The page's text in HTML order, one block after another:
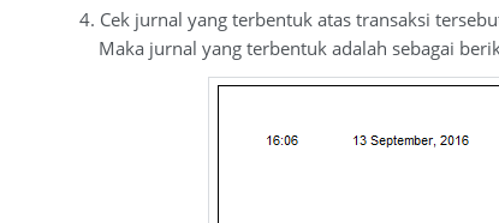
4. Cek jurnal yang terbentuk atas transaksi
Maka jurnal yang terbentuk adalah sebagai